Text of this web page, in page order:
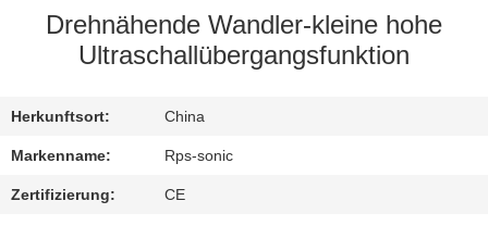
QUALITÄTSKONTROLLE
TRETEN
SIE
MIT
Drehnähende Wandler-kleine hohe
Ultraschallübergangsfunktion
Herkunftsort: China
Markenname: Rps-sonic
Zertifizierung: CE